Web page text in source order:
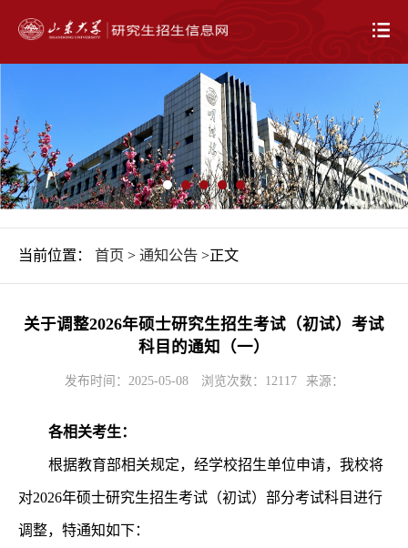
当前位置： 首页 > 通知公告 >正文
关于调整2026年硕士研究生招生考试（初试）考试
科目的通知（一）
发布时间：2025-05-08 浏览次数： 12117 来源：
各相关考生：
根据教育部相关规定，经学校招生单位申请，我校将
对2026年硕士研究生招生考试（初试）部分考试科目进行
调整，特通知如下：